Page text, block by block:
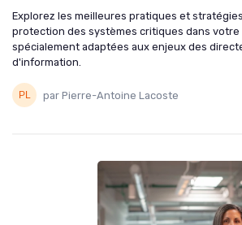
Explorez les meilleures pratiques et
protection des systèmes critiques dans
spécialement adaptées aux enjeux des
d'information.
par Pierre-Antoine Lacoste